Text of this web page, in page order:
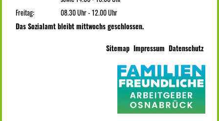
Freitag:
08.30 Uhr - 12.00 Uhr
Das Sozialamt bleibt mittwochs geschlossen.
Sitemap Impressum Datenschutz